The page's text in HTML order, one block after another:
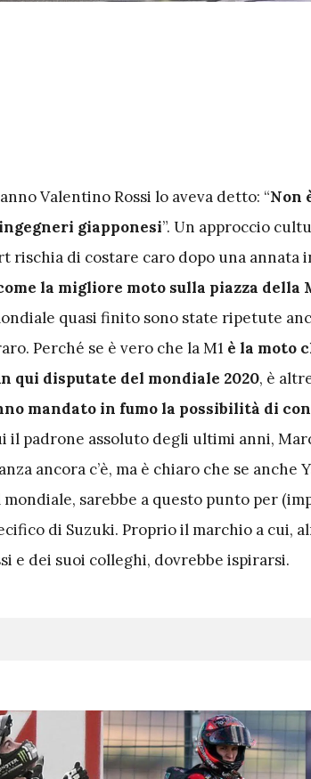
Valentino Rossi lo aveva detto: “Non
giapponesi”. Un approccio
rischia di costare caro dopo una annata
la migliore moto sulla piazza della
quasi finito sono state ripetute
Perché se è vero che la M1 è la moto
qui disputate del mondiale 2020, è
mandato in fumo la possibilità di
il padrone assoluto degli ultimi anni,
ancora c’è, ma è chiaro che se anche
sarebbe a questo punto per
di Suzuki. Proprio il marchio a cui,
e dei suoi colleghi, dovrebbe ispirarsi.